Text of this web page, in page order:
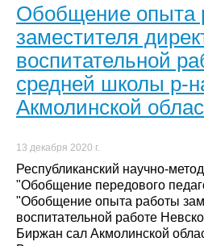
Обобщение опыта
заместителя
воспитательной
средней школы р-
Акмолинской
13 декабря 2020 г.
Республиканский научно-
"Обобщение передового
"Обобщение опыта работы
воспитательной работе
Биржан сал Акмолинской